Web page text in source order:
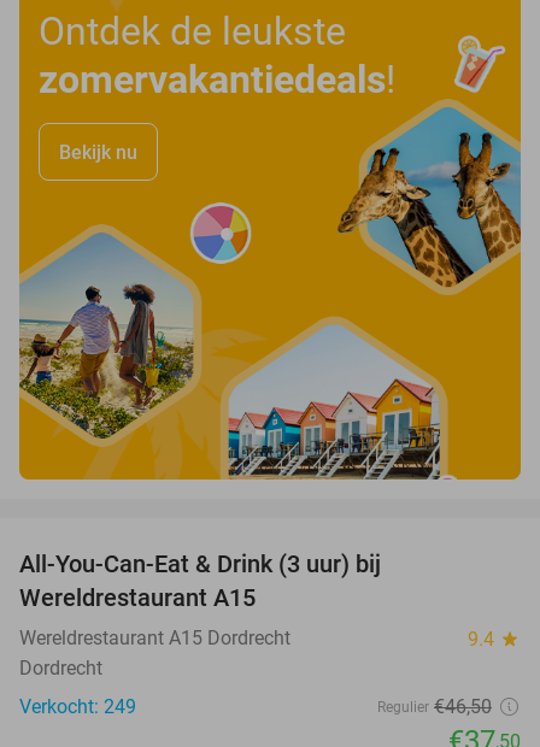
Ontdek de leukste
zomervakantiedeals!
Bekijk nu
All-You-Can-Eat & Drink (3 uur) bij
Wereldrestaurant A15
Wereldrestaurant A15 Dordrecht 9.4 star
Dordrecht
Verkocht: 249
Regulier €46,50
,50